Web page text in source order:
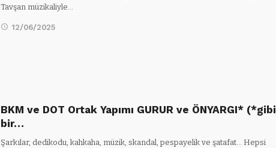
Tavşan müzikaliyle…
12/06/2025
BKM ve DOT Ortak Yapımı GURUR ve ÖNYARGI* (*gibi
bir…
Şarkılar, dedikodu, kahkaha, müzik, skandal, pespayelik ve şatafat… Hepsi